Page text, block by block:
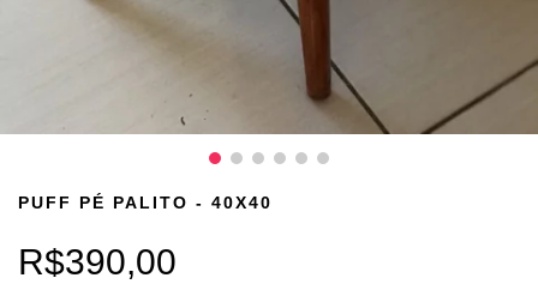
PUFF PÉ PALITO - 40X40
R$390,00